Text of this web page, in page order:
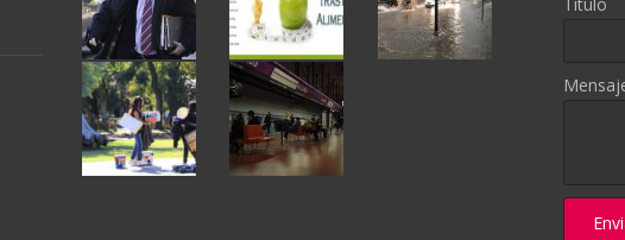
Título